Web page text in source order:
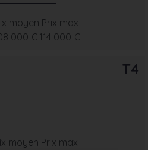
moyen
000 €
Prix max
114 000 €
T4
moyen Prix max